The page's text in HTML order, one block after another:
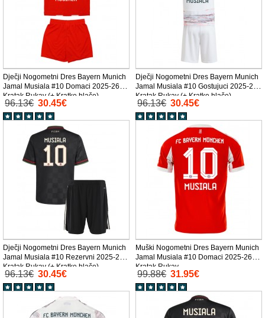
Dječji Nogometni Dres Bayern Munich
Jamal Musiala #10 Domaci 2025-26
Kratak Rukav (+ Kratke hlače)
96.13€ 30.45€
Dječji Nogometni Dres Bayern Munich
Jamal Musiala #10 Gostujuci 2025-26
Kratak Rukav (+ Kratke hlače)
96.13€ 30.45€
Dječji Nogometni Dres Bayern Munich
Jamal Musiala #10 Rezervni 2025-26
Kratak Rukav (+ Kratke hlače)
96.13€ 30.45€
Muški Nogometni Dres Bayern Munich
Jamal Musiala #10 Domaci 2025-26
Kratak Rukav
99.88€ 31.95€